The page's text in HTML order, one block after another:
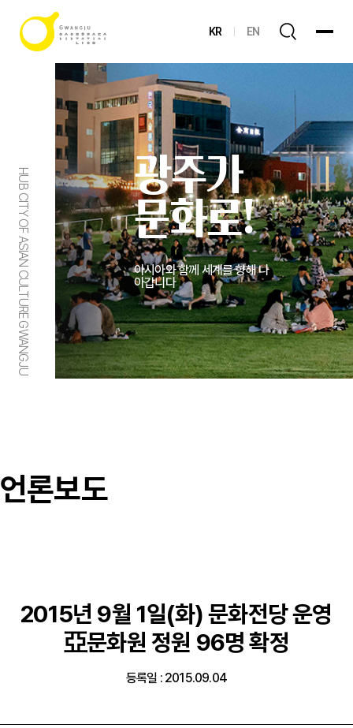
KR EN
HUB CITY OF ASIAN CULTURE GWANGJU
광주가
문화로!
아시아와 함께 세계를 향해 나
아갑니다
언론보도
2015년 9월 1일(화) 문화전당 운영
亞문화원 정원 96명 확정
등록일 : 2015.09.04